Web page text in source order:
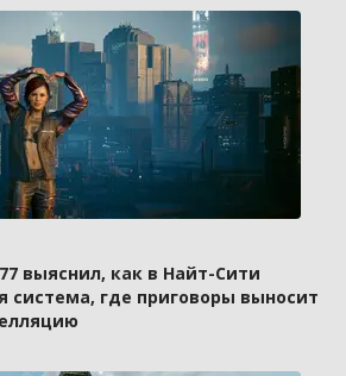
выяснил, как в Найт-Сити
система, где приговоры выносит